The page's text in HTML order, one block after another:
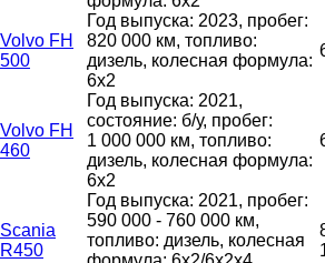
Volvo FH
500
Год выпуска: 2023, пробег:
820 000 км, топливо:
дизель, колесная формула:
6x2
Volvo FH
460
Год выпуска: 2021,
состояние: б/у, пробег:
1 000 000 км, топливо:
дизель, колесная формула:
6x2
Scania
R450
Год выпуска: 2021, пробег:
590 000 - 760 000 км,
топливо: дизель, колесная